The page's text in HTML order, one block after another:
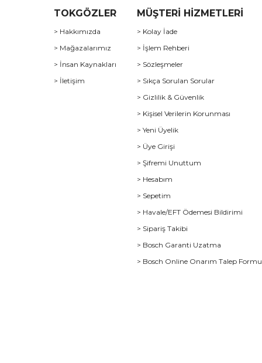
TOKGÖZLER
> Hakkımızda
> Mağazalarımız
> İnsan Kaynakları
> İletişim
MÜŞTERİ HİZMETLERİ
> Kolay İade
> İşlem Rehberi
> Sözleşmeler
> Sıkça Sorulan Sorular
> Gizlilik & Güvenlik
> Kişisel Verilerin Korunması
> Yeni Üyelik
> Üye Girişi
> Şifremi Unuttum
> Hesabım
> Sepetim
> Havale/EFT Ödemesi Bildirimi
> Sipariş Takibi
> Bosch Garanti Uzatma
> Bosch Online Onarım Talep Formu